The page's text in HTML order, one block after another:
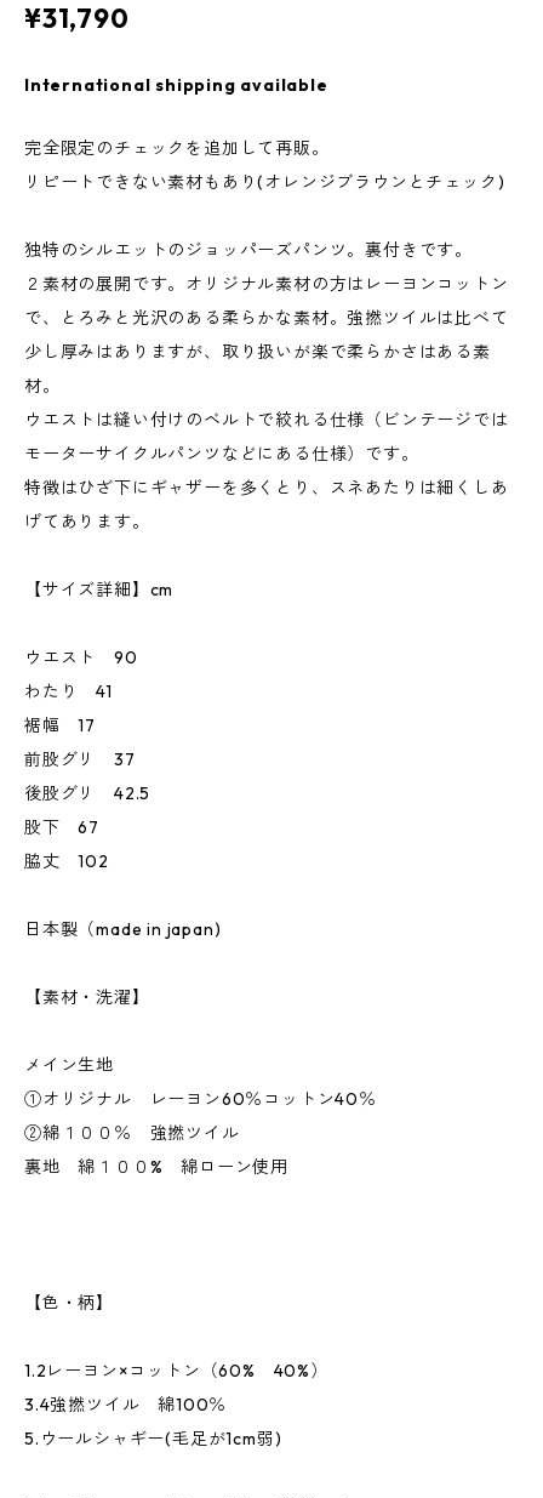
¥31,790
International shipping available
完全限定のチェックを追加して再販。
リピートできない素材もあり(オレンジブラウンとチェック)
独特のシルエットのジョッパーズパンツ。裏付きです。
２素材の展開です。オリジナル素材の方はレーヨンコットン
で、とろみと光沢のある柔らかな素材。強撚ツイルは比べて
少し厚みはありますが、取り扱いが楽で柔らかさはある素
材。
ウエストは縫い付けのベルトで絞れる仕様（ビンテージでは
モーターサイクルパンツなどにある仕様）です。
特徴はひざ下にギャザーを多くとり、スネあたりは細くしあ
げてあります。
【サイズ詳細】cm
ウエスト 90
わたり 41
裾幅 17
前股グリ 37
後股グリ 42.5
股下 67
脇丈 102
日本製（made in japan)
【素材・洗濯】
メイン生地
①オリジナル レーヨン60％コットン40％
②綿１００％ 強撚ツイル
裏地 綿１００% 綿ローン使用
【色・柄】
1.2レーヨン×コットン（60% 40%）
3.4強撚ツイル 綿100％
5.ウールシャギー(毛足が1cm弱)